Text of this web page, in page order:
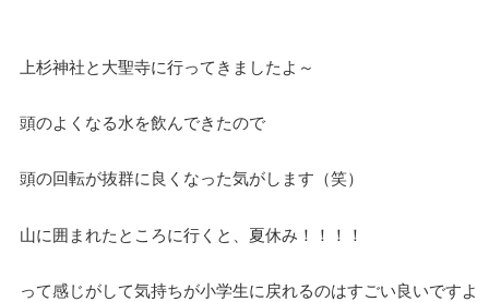
上杉神社と大聖寺に行ってきましたよ～
頭のよくなる水を飲んできたので
頭の回転が抜群に良くなった気がします（笑）
山に囲まれたところに行くと、夏休み！！！！
って感じがして気持ちが小学生に戻れるのはすごい良いですよ